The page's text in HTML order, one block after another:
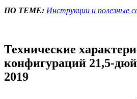
ПО ТЕМЕ: Инструкции и полезные
Технические
конфигураций 21,5-
2019